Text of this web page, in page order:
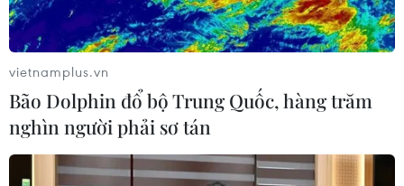
TIN LIÊN QUAN
vietnamplus.vn
Bão Dolphin đổ bộ Trung Quốc, hàng trăm
nghìn người phải sơ tán